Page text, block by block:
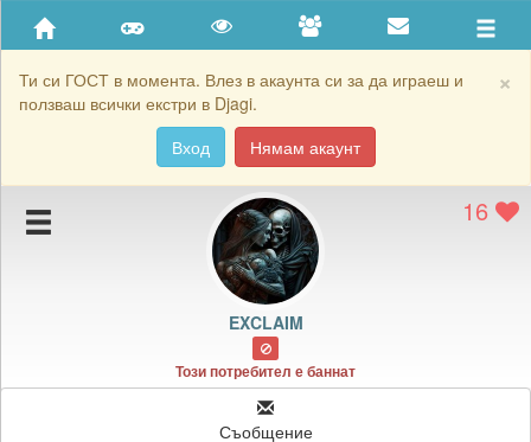
×
Ти си ГОСТ в момента. Влез в акаунта си за да играеш и
ползваш всички екстри в Djagi.
Вход
Нямам акаунт
Приятели
Хронология на игри
Подаръците на EXCLAIM
Картичките на EXCLAIM
16
EXCLAIM
Този потребител е баннат
Съобщение